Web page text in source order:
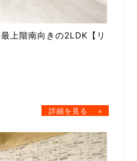
上階南向きの2LDK【リ